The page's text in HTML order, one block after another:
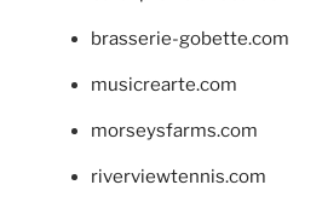
brasserie-gobette.com
musicrearte.com
morseysfarms.com
riverviewtennis.com